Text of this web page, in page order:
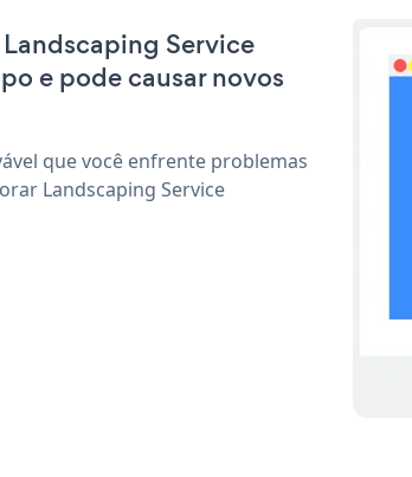
Service
e pode causar novos
que você enfrente problemas
Landscaping Service